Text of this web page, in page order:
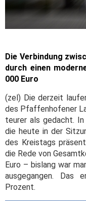
Die Verbindung
durch einen
000 Euro
(zel) Die derzeit
des Pfaffenhofener
teurer als gedacht.
die heute in der
des Kreistags
die Rede von
Euro – bislang war
ausgegangen. Das
Prozent.